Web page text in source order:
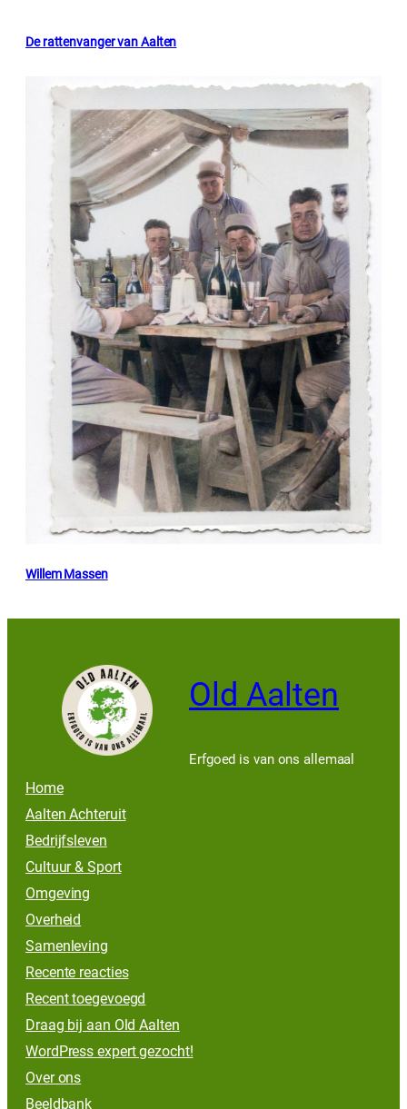
De rattenvanger van Aalten
Willem Massen
Old Aalten
Erfgoed is van ons allemaal
Home
Aalten Achteruit
Bedrijfsleven
Cultuur & Sport
Omgeving
Overheid
Samenleving
Recente reacties
Recent toegevoegd
Draag bij aan Old Aalten
WordPress expert gezocht!
Over ons
Beeldbank